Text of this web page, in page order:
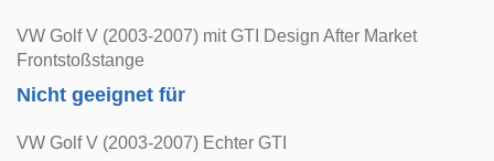
VW Golf V (2003-2007) mit GTI Design After Market
Frontstoßstange
Nicht geeignet für
VW Golf V (2003-2007) Echter GTI